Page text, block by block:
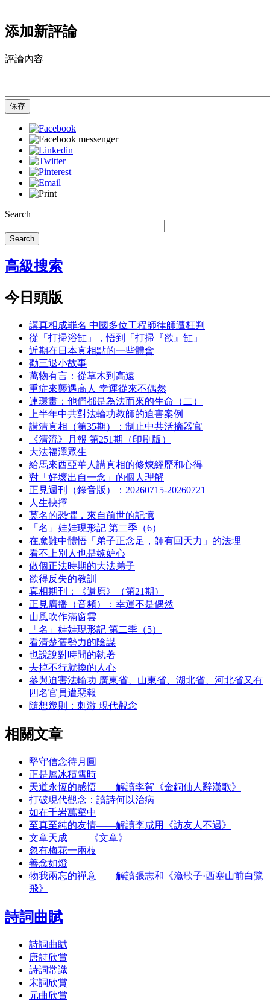
添加新評論
評論內容
保存
Search
Search
高級搜索
今日頭版
講真相成罪名 中國多位工程師律師遭枉判
從「打掃浴缸」，悟到「打掃『欲』缸」
近期在日本真相點的一些體會
勸三退小故事
萬物有言：從草木到高遠
重症來襲遇高人 幸運從來不偶然
連環畫：他們都是為法而來的生命（二）
上半年中共對法輪功教師的迫害案例
講清真相（第35期）：制止中共活摘器官
《清流》月報 第251期（印刷版）
大法福澤眾生
給馬來西亞華人講真相的修煉經歷和心得
對「好壞出自一念」的個人理解
正見週刊（錄音版）：20260715-20260721
人生抉擇
莫名的恐懼，來自前世的記憶
「名」娃娃現形記 第二季（6）
在魔難中體悟「弟子正念足，師有回天力」的法理
看不上別人也是嫉妒心
做個正法時期的大法弟子
欲得反失的教訓
真相期刊：《還原》（第21期）
正見廣播（音頻）：幸運不是偶然
山風吹作滿窗雲
「名」娃娃現形記 第二季（5）
看清楚舊勢力的陰謀
也說說對時間的執著
去掉不行就換的人心
參與迫害法輪功 廣東省、山東省、湖北省、河北省又有
四名官員遭惡報
隨想幾則：刺激 現代觀念
相關文章
堅守信念待月圓
正是層冰積雪時
天道永恆的感悟——解讀李賀《金銅仙人辭漢歌》
打破現代觀念：讀詩何以治病
如在千岩萬壑中
至真至純的友情——解讀李咸用《訪友人不遇》
文章天成 ——《文章》
忽有梅花一兩枝
善念如燈
物我兩忘的禪意——解讀張志和《漁歌子·西塞山前白鷺
飛》
詩詞曲賦
詩詞曲賦
唐詩欣賞
詩詞常識
宋詞欣賞
元曲欣賞